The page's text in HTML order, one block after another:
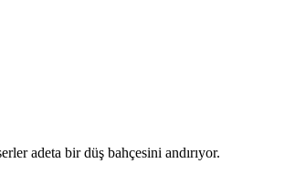
adeta bir düş bahçesini andırıyor.